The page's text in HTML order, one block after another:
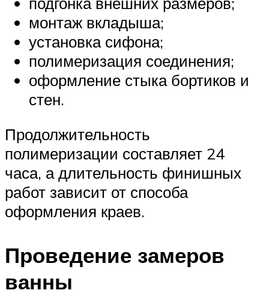
монтаж вкладыша;
установка сифона;
полимеризация соединения;
оформление стыка бортиков и
стен.
Продолжительность
полимеризации составляет 24
часа, а длительность финишных
работ зависит от способа
оформления краев.
Проведение замеров
ванны